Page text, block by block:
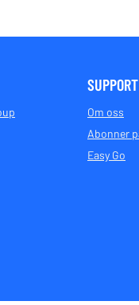
SUPPORT
Om oss
Abonner
Easy Go